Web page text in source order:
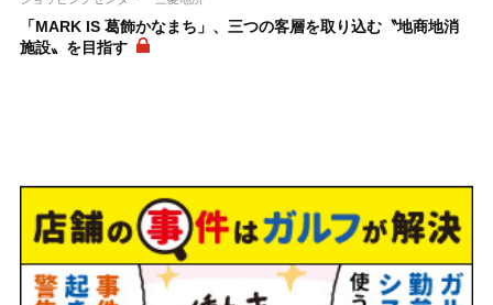
「MARK IS 葛飾かなまち」、三つの客層を取り込む〝地商地消
施設〟を目指す